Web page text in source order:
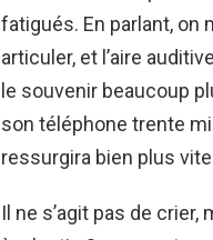
fatigués. En parlant, on
articuler, et l’aire
le souvenir beaucoup
son téléphone trente
ressurgira bien plus
Il ne s’agit pas de